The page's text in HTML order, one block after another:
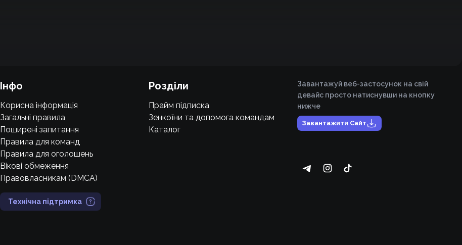
Інфо
Корисна інформація
Загальні правила
Поширені запитання
Правила для команд
Правила для оголошень
Вікові обмеження
Правовласникам (DMCA)
Технічна підтримка
Розділи
Прайм підписка
Зенкоїни та допомога командам
Каталог
Завантажуй веб-застосунок на свій
девайс просто натиснувши на кнопку
нижче
Завантажити Сайт